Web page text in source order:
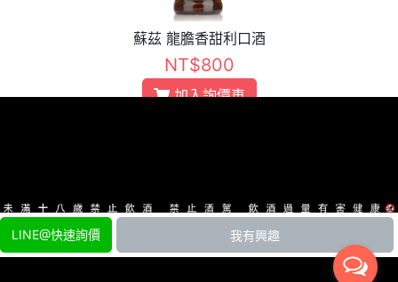
LINE@快速詢價 我有興趣
蘇茲 龍膽香甜利口酒
NT$800
加入詢價車
雲端酒吧 skybar
CYBERBIZ.